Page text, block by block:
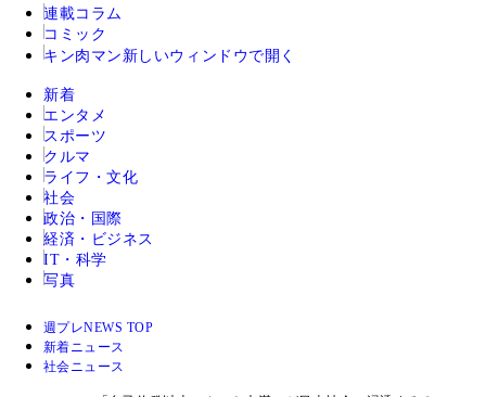
連載コラム
コミック
キン肉マン 新しいウィンドウで開く
新着
エンタメ
スポーツ
クルマ
ライフ・文化
社会
政治・国際
経済・ビジネス
IT・科学
写真
週プレNEWS TOP
新着ニュース
社会ニュース